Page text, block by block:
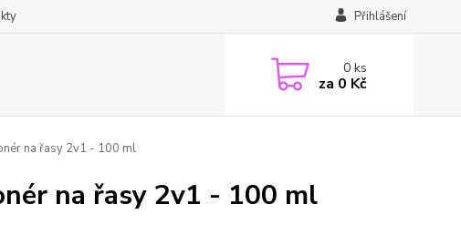
Přihlášení
0ks
za 0 Kč
na řasy 2v1 - 100 ml
na řasy 2v1 - 100 ml